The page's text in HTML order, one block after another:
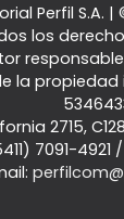
Perfil S.A. |
los
la
2715,
7091-4921 /